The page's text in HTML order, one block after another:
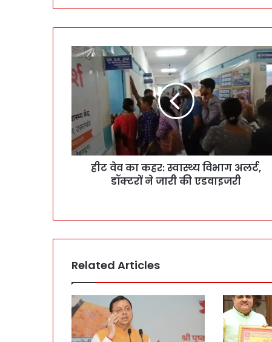
हीट वेव का कहर: स्वास्थ्य विभाग अलर्ट,
डॉक्टरों ने जारी की एडवाइजरी
Related Articles